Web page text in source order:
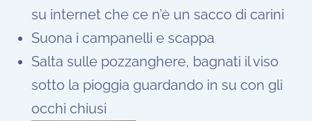
su internet che ce n’è un sacco di carini
Suona i campanelli e scappa
Salta sulle pozzanghere, bagnati il viso
sotto la pioggia guardando in su con gli
occhi chiusi